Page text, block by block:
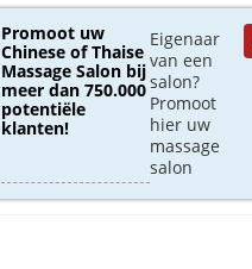
Promoot uw
Chinese of Thaise
Massage Salon bij
meer dan 750.000
potentiële
klanten!
Eigenaar
van een
salon?
Promoot
hier uw
massage
salon